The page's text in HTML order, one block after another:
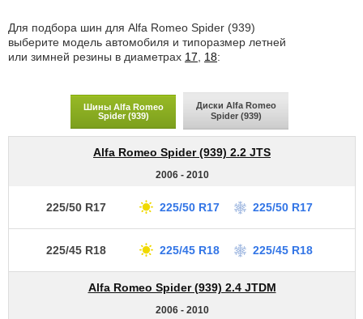
Для подбора шин для Alfa Romeo Spider (939)
выберите модель автомобиля и типоразмер летней
или зимней резины в диаметрах 17 18:
Шины Alfa Romeo
Spider (939)
Диски Alfa Romeo
Spider (939)
Alfa Romeo Spider (939) 2.2 JTS
2006 - 2010
225/50 R17 225/50 R17 225/50 R17
225/45 R18 225/45 R18 225/45 R18
Alfa Romeo Spider (939) 2.4 JTDM
2006 - 2010